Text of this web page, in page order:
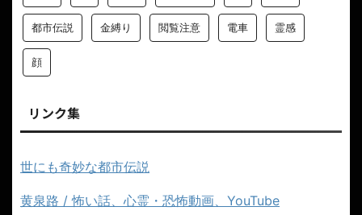
都市伝説 金縛り 閲覧注意 電車 霊感
顔
リンク集
世にも奇妙な都市伝説
黄泉路 / 怖い話、心霊・恐怖動画、YouTube